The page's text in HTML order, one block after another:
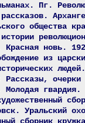
Пг.
общества
истории
Красная новь.
из
Рассказы,
Уральский